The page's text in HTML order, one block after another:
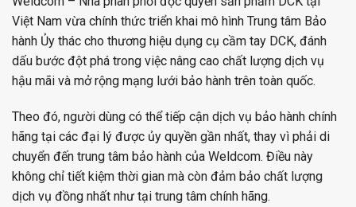
Việt Nam vừa chính thức triển khai mô hình Trung tâm Bảo
hành Ủy thác cho thương hiệu dụng cụ cầm tay DCK, đánh
dấu bước đột phá trong việc nâng cao chất lượng dịch vụ
hậu mãi và mở rộng mạng lưới bảo hành trên toàn quốc.
Theo đó, người dùng có thể tiếp cận dịch vụ bảo hành chính
hãng tại các đại lý được ủy quyền gần nhất, thay vì phải di
chuyển đến trung tâm bảo hành của Weldcom. Điều này
không chỉ tiết kiệm thời gian mà còn đảm bảo chất lượng
dịch vụ đồng nhất như tại trung tâm chính hãng.